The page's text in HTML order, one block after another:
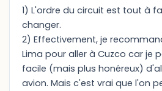
1) L'ordre du circuit est tout à
changer.
2) Effectivement, je
Lima pour aller à Cuzco car je
facile (mais plus honéreux)
avion. Mais c'est vrai que l'on